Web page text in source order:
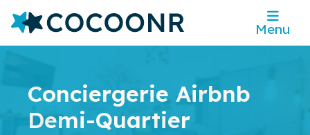
Menu
Conciergerie Airbnb
Demi-Quartier